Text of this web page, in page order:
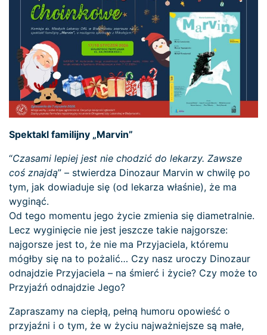
Spektakl familijny „Marvin”
“Czasami lepiej jest nie chodzić do lekarzy. Zawsze
coś znajdą” – stwierdza Dinozaur Marvin w chwilę po
tym, jak dowiaduje się (od lekarza właśnie), że ma
wyginąć.
Od tego momentu jego życie zmienia się diametralnie.
Lecz wyginięcie nie jest jeszcze takie najgorsze:
najgorsze jest to, że nie ma Przyjaciela, któremu
mógłby się na to pożalić… Czy nasz uroczy Dinozaur
odnajdzie Przyjaciela – na śmierć i życie? Czy może to
Przyjaźń odnajdzie Jego?
Zapraszamy na ciepłą, pełną humoru opowieść o
przyjaźni i o tym, że w życiu najważniejsze są małe,